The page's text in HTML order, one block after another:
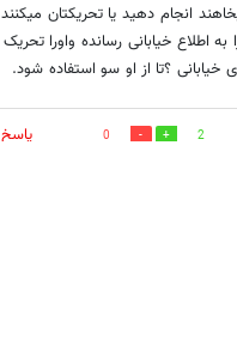
انجام دهید یا تحریکتان میکنند
اطلاع خیابانی رسانده واورا تحریک
؟تا از او سو استفاده شود.
2
0
پاسخ